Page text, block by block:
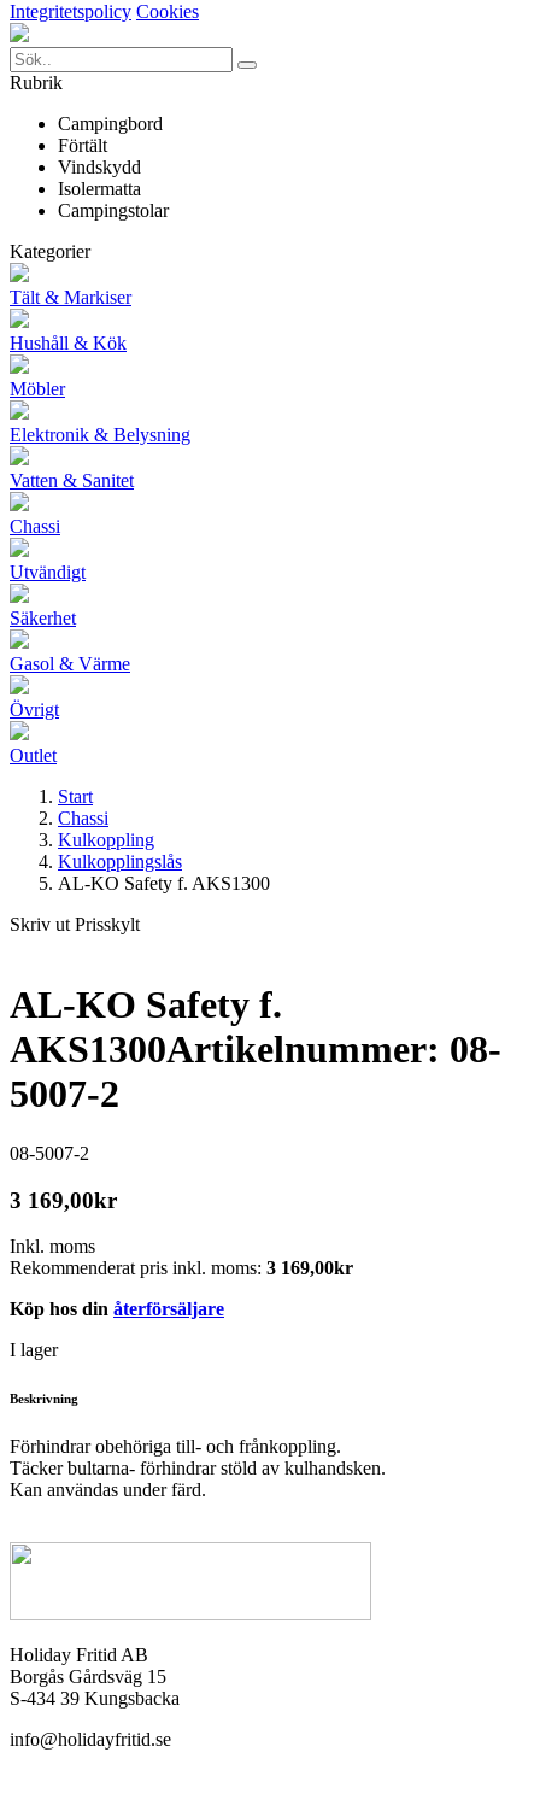
Integritetspolicy Cookies
Rubrik
Campingbord
Förtält
Vindskydd
Isolermatta
Campingstolar
Kategorier
Tält & Markiser
Hushåll & Kök
Möbler
Elektronik & Belysning
Vatten & Sanitet
Chassi
Utvändigt
Säkerhet
Gasol & Värme
Övrigt
Outlet
Start
Chassi
Kulkoppling
Kulkopplingslås
AL-KO Safety f. AKS1300
Skriv ut Prisskylt
AL-KO Safety f.
AKS1300Artikelnummer: 08-
5007-2
08-5007-2
3 169,00kr
Inkl. moms
Rekommenderat pris inkl. moms: 3 169,00kr
Köp hos din återförsäljare
I lager
Beskrivning
Förhindrar obehöriga till- och frånkoppling.
Täcker bultarna- förhindrar stöld av kulhandsken.
Kan användas under färd.
Holiday Fritid AB
Borgås Gårdsväg 15
S-434 39 Kungsbacka
info@holidayfritid.se